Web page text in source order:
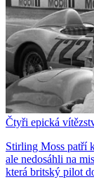
Čtyři epická
Stirling Moss patří
ale nedosáhli na
která britský pilot